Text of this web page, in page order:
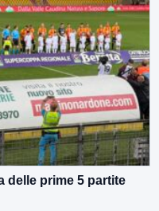
delle prime 5 partite